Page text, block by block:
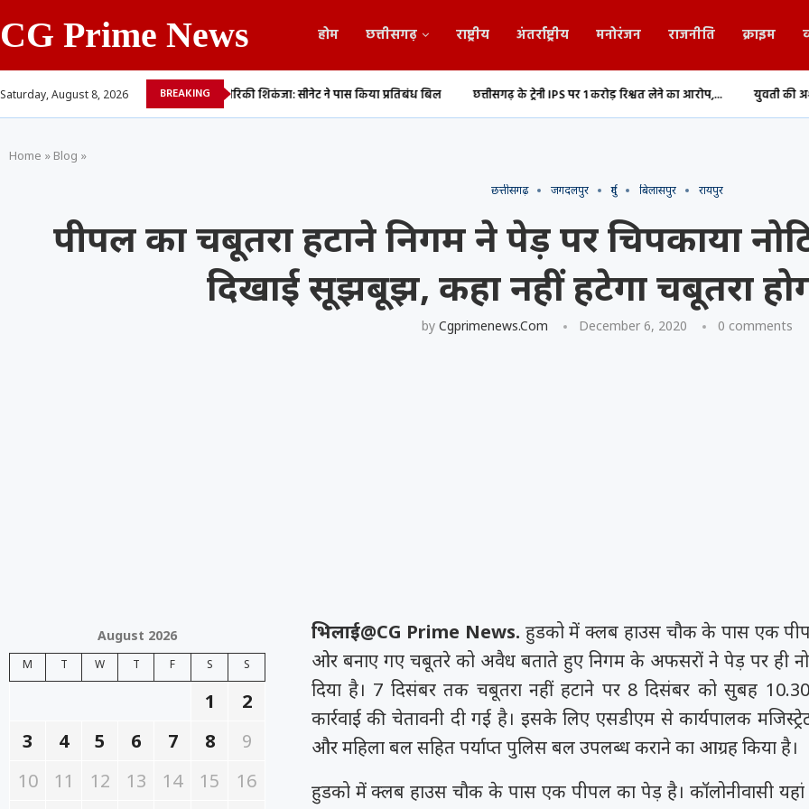
CG Prime News होम छत्तीसगढ़ राष्ट्रीय अंतर्राष्ट्रीय मनोरंजन राजनीति क्राइम
Saturday, August 8, 2026 BREAKING
वीडियो रूस पर अमेरिकी शिकंजा: सीनेट ने पास किया प्रतिबंध बिल छत्तीसगढ़ के ट्रेनी IPS पर 1 करोड़ रिश्वत लेने का आरोप,... युवती की अश्लील वीडियो
Home » Blog »
छत्तीसगढ़ जगदलपुर दुर्ग बिलासपुर रायपुर
पीपल का चबूतरा हटाने निगम ने पेड़ पर चिपकाया
दिखाई सूझबूझ, कहा नहीं हटेगा चबूतरा
by Cgprimenews.com December 6, 2020 0 comments
भिलाई@CG Prime News. हुडको में क्लब हाउस चौक के पास एक
ओर बनाए गए चबूतरे को अवैध बताते हुए निगम के अफसरों ने पेड़ पर ही
दिया है। 7 दिसंबर तक चबूतरा नहीं हटाने पर 8 दिसंबर को सुबह
कार्रवाई की चेतावनी दी गई है। इसके लिए एसडीएम से कार्यपालक
और महिला बल सहित पर्याप्त पुलिस बल उपलब्ध कराने का आग्रह किया है।
हुडको में क्लब हाउस चौक के पास एक पीपल का पेड़ है। कॉलोनीवासी यहां
August 2026
M T W T F S S
1
2
3
4 5 6 7 8
9
10
11 12 13 14 15
16